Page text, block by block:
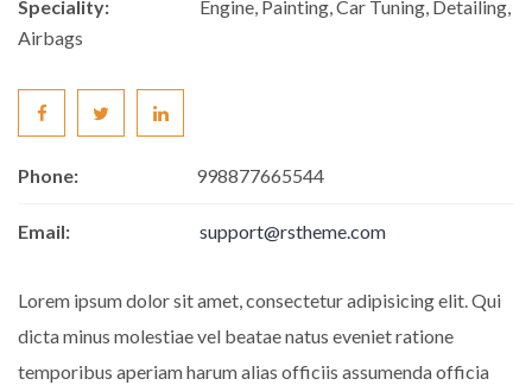
Speciality:
Engine, Painting, Car Tuning, Detailing,
Airbags
Phone: 998877665544
Email: support@rstheme.com
Lorem ipsum dolor sit amet, consectetur adipisicing elit. Qui
dicta minus molestiae vel beatae natus eveniet ratione
temporibus aperiam harum alias officiis assumenda officia